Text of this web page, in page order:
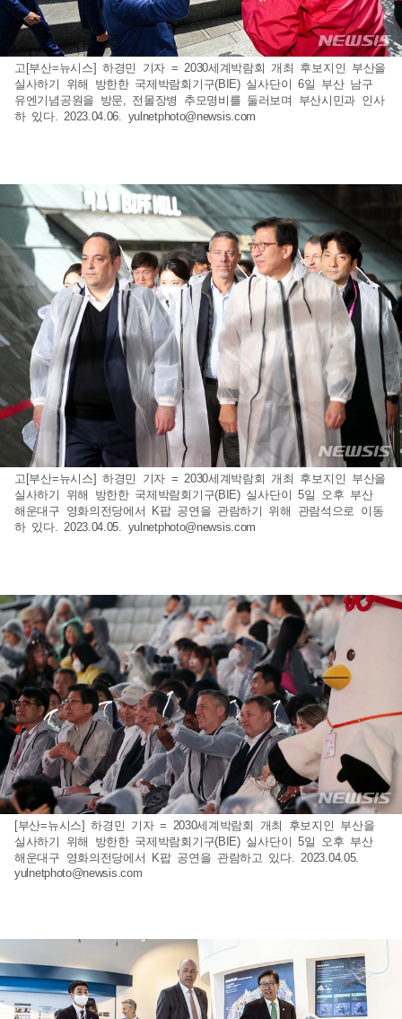
고[부산=뉴시스] 하경민 기자 = 2030세계박람회 개최 후보지인 부산을
실사하기 위해 방한한 국제박람회기구(BIE) 실사단이 6일 부산 남구
유엔기념공원을 방문, 전몰장병 추모명비를 둘러보며 부산시민과 인사
하 있다. 2023.04.06. yulnetphoto@newsis.com
고[부산=뉴시스] 하경민 기자 = 2030세계박람회 개최 후보지인 부산을
실사하기 위해 방한한 국제박람회기구(BIE) 실사단이 5일 오후 부산
해운대구 영화의전당에서 K팝 공연을 관람하기 위해 관람석으로 이동
하 있다. 2023.04.05. yulnetphoto@newsis.com
[부산=뉴시스] 하경민 기자 = 2030세계박람회 개최 후보지인 부산을
실사하기 위해 방한한 국제박람회기구(BIE) 실사단이 5일 오후 부산
해운대구 영화의전당에서 K팝 공연을 관람하고 있다. 2023.04.05.
yulnetphoto@newsis.com